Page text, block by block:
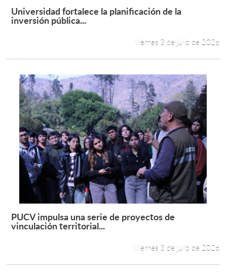
Leer más +
Universidad fortalece la planificación de la
inversión pública...
Viernes 3 de julio de 2026
Leer más +
PUCV impulsa una serie de proyectos de
vinculación territorial...
Viernes 3 de julio de 2026